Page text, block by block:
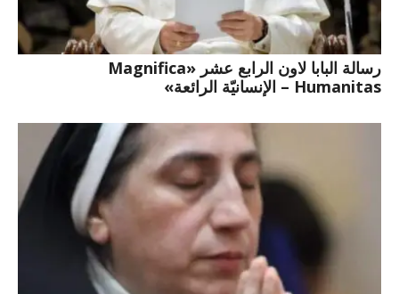
رسالة البابا لاون الرابع عشر «Magnifica
Humanitas – الإنسانيّة الرائعة»